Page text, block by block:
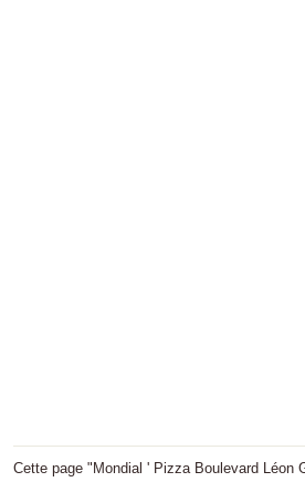
Cette page "Mondial ' Pizza Boulevard Léon